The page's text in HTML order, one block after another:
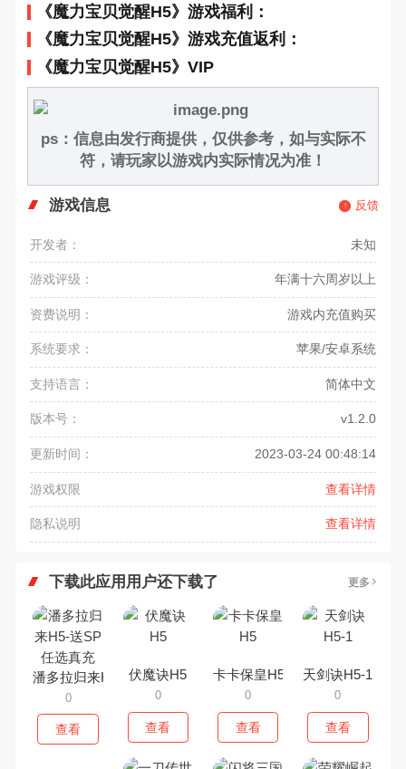
《魔力宝贝觉醒H5》游戏福利：
《魔力宝贝觉醒H5》游戏充值返利：
《魔力宝贝觉醒H5》VIP
ps：信息由发行商提供，仅供参考，如与实际不
符，请玩家以游戏内实际情况为准！
游戏信息 反馈
开发者： 未知
游戏评级： 年满十六周岁以上
资费说明： 游戏内充值购买
系统要求： 苹果/安卓系统
支持语言： 简体中文
版本号： v1.2.0
更新时间： 2023-03-24 00:48:14
游戏权限 查看详情
隐私说明 查看详情
下载此应用用户还下载了 更多
潘多拉归来H5-送SP任选真充
0
查看
伏魔诀H5
0
查看
卡卡保皇H5
0
查看
天剑诀H5-1
0
查看